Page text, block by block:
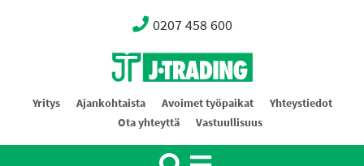
0207 458 600
Oy J-Trading Ab
Yritys Ajankohtaista Avoimet työpaikat
Yhteystiedot
Ota yhteyttä
Vastuullisuus